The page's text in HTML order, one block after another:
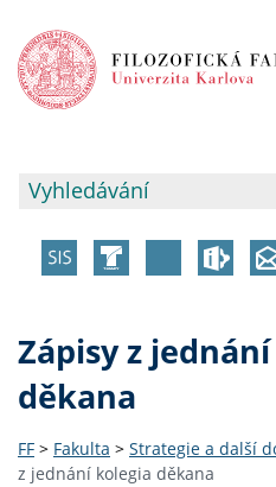
Zápisy z
děkana
FF > Fakulta > Strategie a další
z jednání kolegia děkana